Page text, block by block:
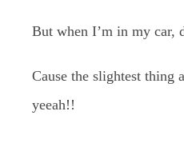
But when I’m in my car,
Cause the slightest thing
yeeah!!